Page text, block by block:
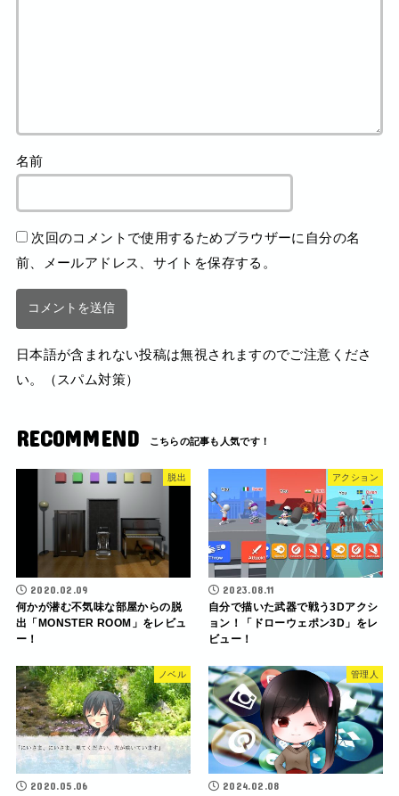
名前
次回のコメントで使用するためブラウザーに自分の名
前、メールアドレス、サイトを保存する。
日本語が含まれない投稿は無視されますのでご注意くださ
い。（スパム対策）
RECOMMEND
脱出
2020.02.09
何かが潜む不気味な部屋からの脱
出「MONSTER ROOM」をレビュ
ー！
アクション
2023.08.11
自分で描いた武器で戦う3Dアクシ
ョン！「ドローウェポン3D」をレ
ビュー！
ノベル
2020.05.06
管理人
2024.02.08